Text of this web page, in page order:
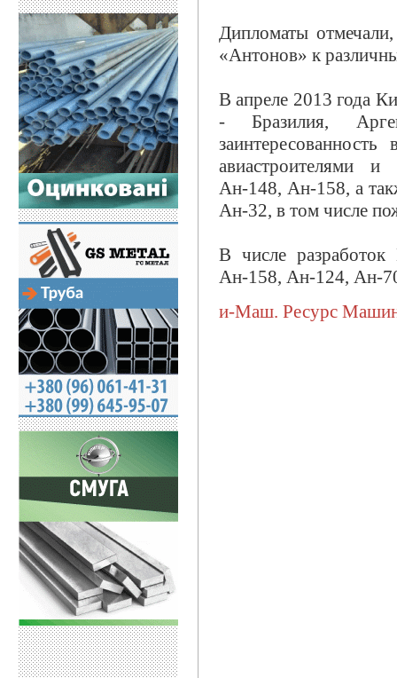
Дипломаты
«Антонов» к
В апреле 2013 года
- Бразилия,
авиастроителями и
Ан-148, Ан-158, а
Ан-32, в том числе
В числе
Ан-158, Ан-124, Ан-
и-Маш. Ресурс